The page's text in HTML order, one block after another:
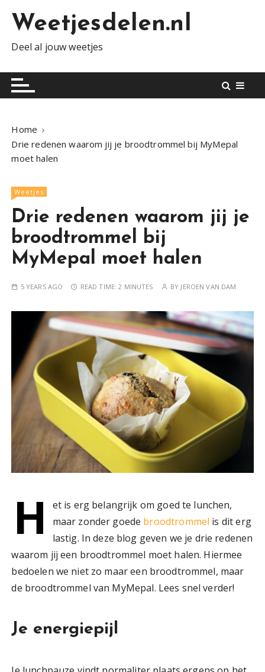
c
Weetjesdelen.nl
Deel al jouw weetjes
Home
Drie redenen waarom jij je broodtrommel bij MyMepal
moet halen
Weetjes
Drie redenen waarom jij je
broodtrommel bij
MyMepal moet halen
5 YEARS AGO READ TIME:2 MINUTES BY JEROEN VAN DAM
H
et is erg belangrijk om goed te lunchen,
maar zonder goede broodtrommel is dit erg
lastig. In deze blog geven we je drie redenen
waarom jij een broodtrommel moet halen. Hiermee
bedoelen we niet zo maar een broodtrommel, maar
de broodtrommel van MyMepal. Lees snel verder!
Je energiepijl